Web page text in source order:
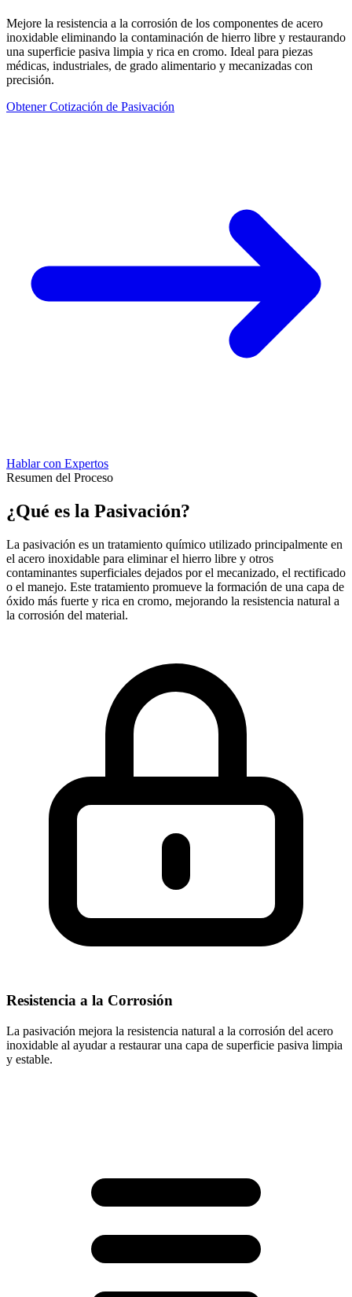
Mejore la resistencia a la corrosión de los componentes de acero
inoxidable eliminando la contaminación de hierro libre y restaurando
una superficie pasiva limpia y rica en cromo. Ideal para piezas
médicas, industriales, de grado alimentario y mecanizadas con
precisión.
Obtener Cotización de Pasivación
Hablar con Expertos
Resumen del Proceso
¿Qué es la Pasivación?
La pasivación es un tratamiento químico utilizado principalmente en
el acero inoxidable para eliminar el hierro libre y otros
contaminantes superficiales dejados por el mecanizado, el rectificado
o el manejo. Este tratamiento promueve la formación de una capa de
óxido más fuerte y rica en cromo, mejorando la resistencia natural a
la corrosión del material.
Resistencia a la Corrosión
La pasivación mejora la resistencia natural a la corrosión del acero
inoxidable al ayudar a restaurar una capa de superficie pasiva limpia
y estable.